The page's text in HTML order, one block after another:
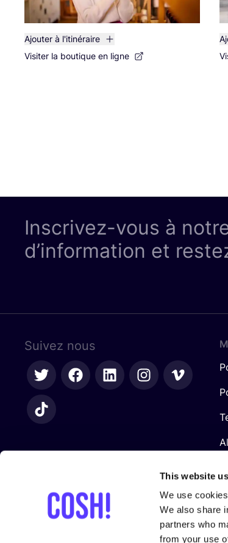
This website
We use
We also share
partners who
from your use
Ajouter à l'itinéraire
Visiter la boutique en ligne
Inscrivez-vous à
d’information et
Suivez nous